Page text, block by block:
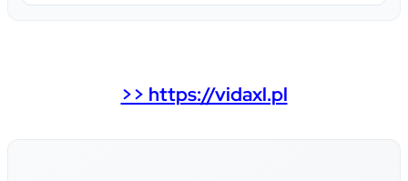
>> https://vidaxl.pl